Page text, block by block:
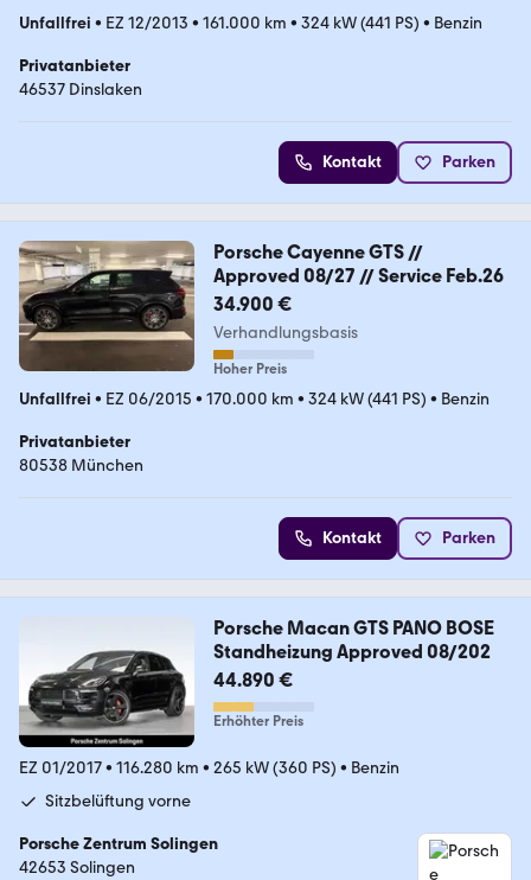
Unfallfrei • EZ 12/2013 • 161.000 km • 324 kW (441 PS) • Benzin
Privatanbieter
46537 Dinslaken
Kontakt Parken
Porsche Cayenne GTS //
Approved 08/27 // Service Feb.26
34.900 €
Verhandlungsbasis
Hoher Preis
Unfallfrei • EZ 06/2015 • 170.000 km • 324 kW (441 PS) • Benzin
Privatanbieter
80538 München
Kontakt Parken
Porsche Macan GTS PANO BOSE
Standheizung Approved 08/202
44.890 €
Erhöhter Preis
EZ 01/2017• 116.280 km • 265 kW (360 PS) • Benzin
Sitzbelüftung vorne
Porsche Zentrum Solingen
42653 Solingen